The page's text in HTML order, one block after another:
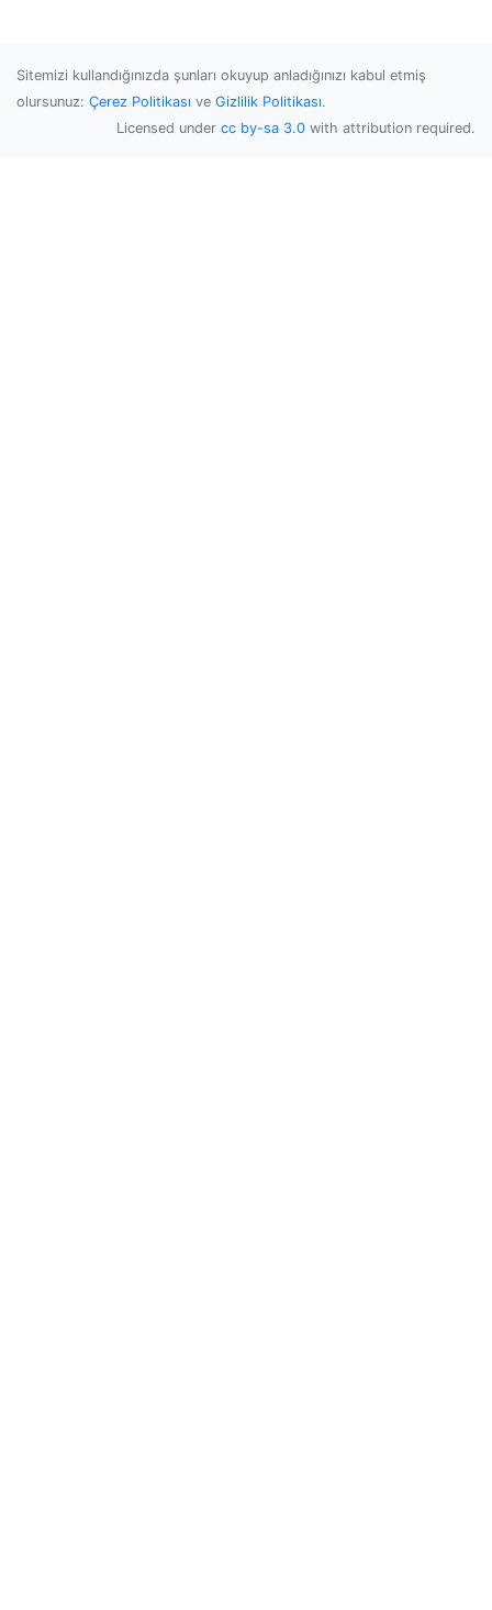
Sitemizi kullandığınızda şunları okuyup anladığınızı kabul etmiş
olursunuz: Çerez Politikası ve Gizlilik Politikası.
Licensed under cc by-sa 3.0 with attribution required.